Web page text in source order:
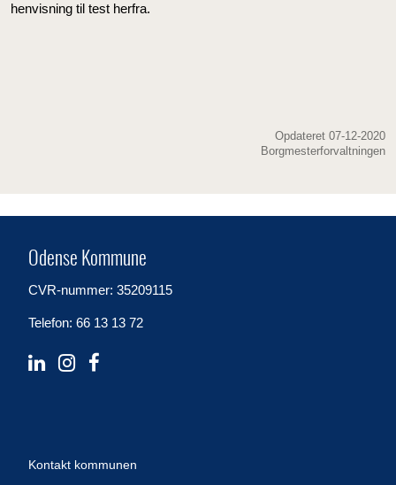
henvisning til test herfra.
Opdateret 07-12-2020
Borgmesterforvaltningen
Odense Kommune
CVR-nummer: 35209115
Telefon: 66 13 13 72
Kontakt kommunen